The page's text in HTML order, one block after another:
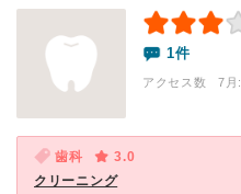
1件
アクセス数 7月:
歯科
3.0
クリーニング